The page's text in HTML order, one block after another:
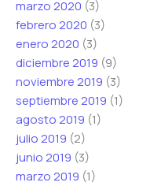
marzo 2020 (3)
febrero 2020 (3)
enero 2020 (3)
diciembre 2019 (9)
noviembre 2019 (3)
septiembre 2019 (1)
agosto 2019 (1)
julio 2019 (2)
junio 2019 (3)
marzo 2019 (1)